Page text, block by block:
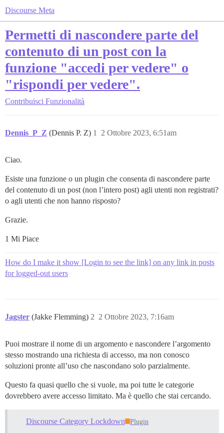
Discourse Meta
Permetti di nascondere parte del
contenuto di un post con la
funzione "accedi per vedere" o
"rispondi per vedere".
Contribuisci Funzionalità
Dennis_P_Z (Dennis P. Z) 2 Ottobre 2023, 6:51am
1
Ciao.
Esiste una funzione o un plugin che consenta di nascondere parte
del contenuto di un post (non l’intero post) agli utenti non registrati?
o agli utenti che non hanno risposto?
Grazie.
1 Mi Piace
How do I make it show [Login to see the link] on any link in posts
for logged-out users
Jagster (Jakke Flemming) 2 Ottobre 2023, 7:16am
2
Puoi mostrare il nome di un argomento e nascondere l’argomento
stesso mostrando una richiesta di accesso, ma non conosco
soluzioni pronte all’uso che nascondano solo parzialmente.
Questo fa quasi quello che si vuole, ma poi tutte le categorie
dovrebbero avere accesso limitato. Ma è quello che stai cercando.
Discourse Category Lockdown Plugin